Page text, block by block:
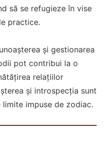
să se refugieze în vise
practice.
și gestionarea
pot contribui la o
relațiilor
și introspecția sunt
impuse de zodiac.